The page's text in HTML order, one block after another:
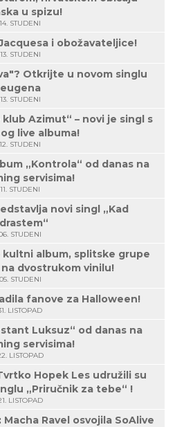
u spizu!
14. STUDENI
i obožavateljice!
13. STUDENI
Otkrijte u novom singlu
eugena
13. STUDENI
Azimut“ – novi je singl s
live albuma!
12. STUDENI
„Kontrola“ od danas na
servisima!
11. STUDENI
novi singl „Kad
STUDENI
kultni album, splitske grupe
dvostrukom vinilu!
05. STUDENI
fanove za Halloween!
LISTOPAD
Luksuz“ od danas na
servisima!
LISTOPAD
Hopek Les udružili su
„Priručnik za tebe“ !
LISTOPAD
Ravel osvojila SoAlive